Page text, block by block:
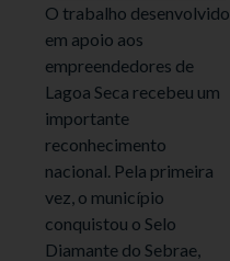
O trabalho desenvolvido
em apoio aos
empreendedores de
Lagoa Seca recebeu um
importante
reconhecimento
nacional. Pela primeira
vez, o município
conquistou o Selo
Diamante do Sebrae,